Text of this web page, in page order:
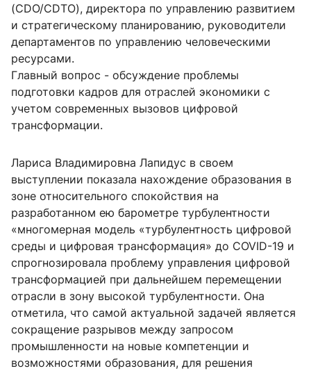
(CDO/CDTO), директора по управлению развитием
и стратегическому планированию, руководители
департаментов по управлению человеческими
ресурсами.
Главный вопрос - обсуждение проблемы
подготовки кадров для отраслей экономики с
учетом современных вызовов цифровой
трансформации.
Лариса Владимировна Лапидус в своем
выступлении показала нахождение образования в
зоне относительного спокойствия на
разработанном ею барометре турбулентности
«многомерная модель «турбулентность цифровой
среды и цифровая трансформация» до COVID-19 и
спрогнозировала проблему управления цифровой
трансформацией при дальнейшем перемещении
отрасли в зону высокой турбулентности. Она
отметила, что самой актуальной задачей является
сокращение разрывов между запросом
промышленности на новые компетенции и
возможностями образования, для решения